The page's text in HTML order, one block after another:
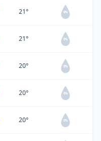
21° 0%
21° 0%
20° 0%
20° 0%
20° 0%